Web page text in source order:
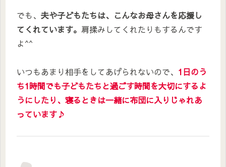
でも、 夫や子どもたちは、こんなお母さんを応援し
てくれています。 肩揉みしてくれたりもするんです
よ^^
いつもあまり相手をしてあげられないので、 1日のう
ち1時間でも子どもたちと過ごす時間を大切にするよ
うにしたり、寝るときは一緒に布団に入りじゃれあ
っています♪